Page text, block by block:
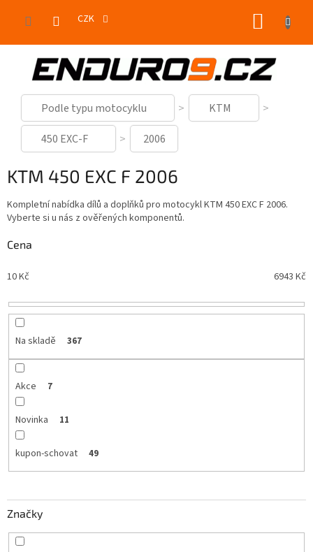
CZK
Podle typu motocyklu
KTM
450 EXC-F
2006
KTM 450 EXC F 2006
Kompletní nabídka dílů a doplňků pro motocykl KTM 450 EXC F 2006.
Vyberte si u nás z ověřených komponentů.
Cena
10Kč 6943 Kč
Na skladě 367
Akce 7
Novinka 11
kupon-schovat 49
Značky